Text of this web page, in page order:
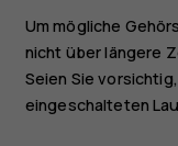
Um mögliche
nicht über längere
Seien Sie
eingeschalteten